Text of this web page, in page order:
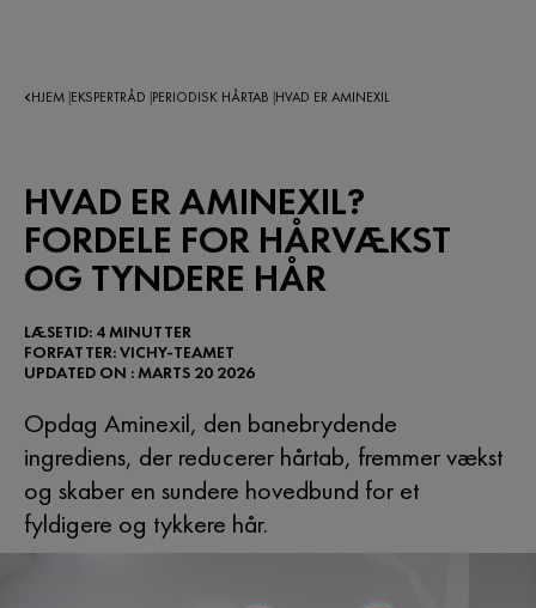
HJEM EKSPERTRÅD PERIODISK HÅRTAB HVAD ER AMINEXIL
HVAD ER AMINEXIL?
FORDELE FOR HÅRVÆKST
OG TYNDERE HÅR
Opdag Aminexil, den banebrydende
ingrediens, der reducerer hårtab, fremmer vækst
og skaber en sundere hovedbund for et
fyldigere og tykkere hår.
LÆSETID: 4 MINUTTER
FORFATTER: VICHY-TEAMET
UPDATED ON : MARTS 20 2026